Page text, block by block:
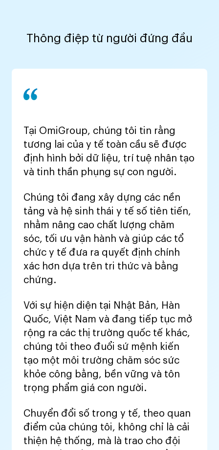
Thông điệp từ người đứng đầu
Tại OmiGroup, chúng tôi tin rằng
tương lai của y tế toàn cầu sẽ được
định hình bởi dữ liệu, trí tuệ nhân tạo
và tinh thần phụng sự con người.
Chúng tôi đang xây dựng các nền
tảng và hệ sinh thái y tế số tiên tiến,
nhằm nâng cao chất lượng chăm
sóc, tối ưu vận hành và giúp các tổ
chức y tế đưa ra quyết định chính
xác hơn dựa trên tri thức và bằng
chứng.
Với sự hiện diện tại Nhật Bản, Hàn
Quốc, Việt Nam và đang tiếp tục mở
rộng ra các thị trường quốc tế khác,
chúng tôi theo đuổi sứ mệnh kiến
tạo một môi trường chăm sóc sức
khỏe công bằng, bền vững và tôn
trọng phẩm giá con người.
Chuyển đổi số trong y tế, theo quan
điểm của chúng tôi, không chỉ là cải
thiện hệ thống, mà là trao cho đội